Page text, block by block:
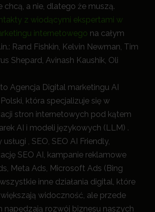
chcą, a nie, dlatego że muszą.
z wiodącymi ekspertami w
internetowego na całym
Rand Fishkin, Kelvin Newman, Tim
Shepard, Avinash Kaushik, Oli
Agencja Digital marketingu AI
która specjalizuje się w
stron internetowych pod kątem
AI i modeli językowych (LLM) .
, SEO, SEO AI Friendly,
SEO AI, kampanie reklamowe
Meta Ads, Microsoft Ads (Bing
inne działania digital, które
widoczność, ale przede
napędzają rozwój biznesu naszych